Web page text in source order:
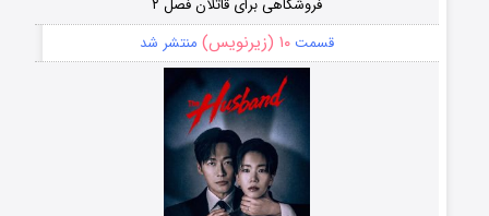
فروشگاهی برای قاتلان فصل ۲
قسمت۱۰ (زیرنویس) منتشر شد